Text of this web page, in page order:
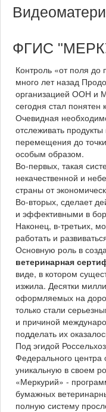
ФГИС
Контроль «от поля до
много лет назад
организацией ООН и
сегодня стал понятен
Очевидная
отслеживать
перемещения до
особым образом.
Во-первых, такая
некачественной и
страны от
Во-вторых, сделает
и эффективными в
Наконец, в-третьих,
работать и
Основную роль в
ветеринарная
виде, в котором
изжила. Десятки
оформляемых на
только стали
и причиной
подделать их
Под эгидой
Федерального центра
уникальную в своем
«Меркурий» -
бумажных
полную систему